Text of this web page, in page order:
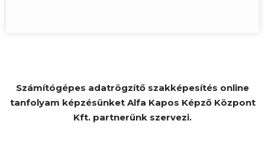
Számítógépes adatrögzítő szakképesítés online
tanfolyam képzésünket Alfa Kapos Képző Központ
Kft. partnerünk szervezi.